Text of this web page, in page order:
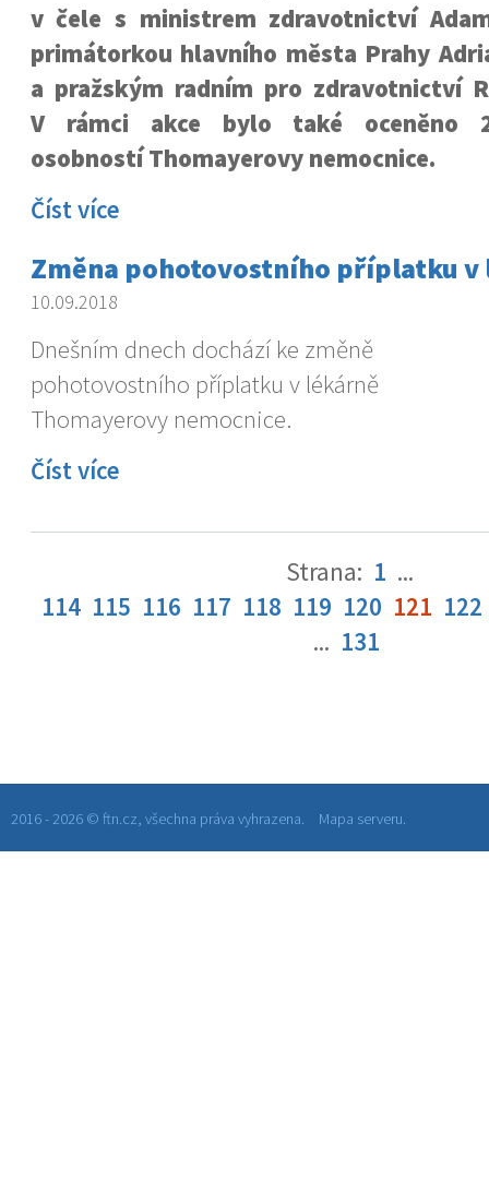
v čele s ministrem zdravotnictví
primátorkou hlavního města Prahy
a pražským radním pro zdravotnictví
V rámci akce bylo také oceněno
osobností Thomayerovy nemocnice.
Číst více
Změna pohotovostního příplatku v
10.09.2018
Dnešním dnech dochází ke změně
pohotovostního příplatku v lékárně
Thomayerovy nemocnice.
Číst více
Strana: 1 ...
114 115 116 117 118 119 120 121 122
... 131
2016 - 2026 © ftn.cz, všechna práva vyhrazena. Mapa serveru.